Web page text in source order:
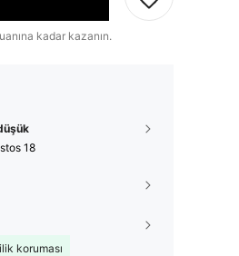
kadar kazanın.
18
koruması